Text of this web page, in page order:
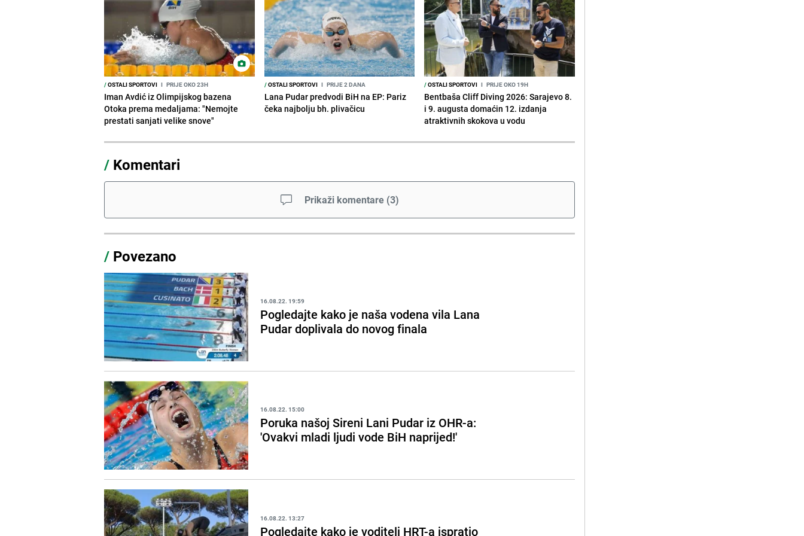
/OSTALI SPORTOVI I PRIJE OKO 23H
Iman Avdić iz Olimpijskog bazena
Otoka prema medaljama: "Nemojte
prestati sanjati velike snove"
/OSTALI SPORTOVI I PRIJE 2 DANA
Lana Pudar predvodi BiH na EP: Pariz
čeka najbolju bh. plivačicu
/OSTALI SPORTOVI I PRIJE OKO 19H
Bentbaša Cliff Diving 2026: Sarajevo 8.
i 9. augusta domaćin 12. izdanja
atraktivnih skokova u vodu
/ Komentari
Prikaži komentare (3)
/ Povezano
16.08.22. 19:59
Pogledajte kako je naša vodena vila Lana
Pudar doplivala do novog finala
16.08.22. 15:00
Poruka našoj Sireni Lani Pudar iz OHR-a:
'Ovakvi mladi ljudi vode BiH naprijed!'
16.08.22. 13:27
Pogledajte kako je voditelj HRT-a ispratio